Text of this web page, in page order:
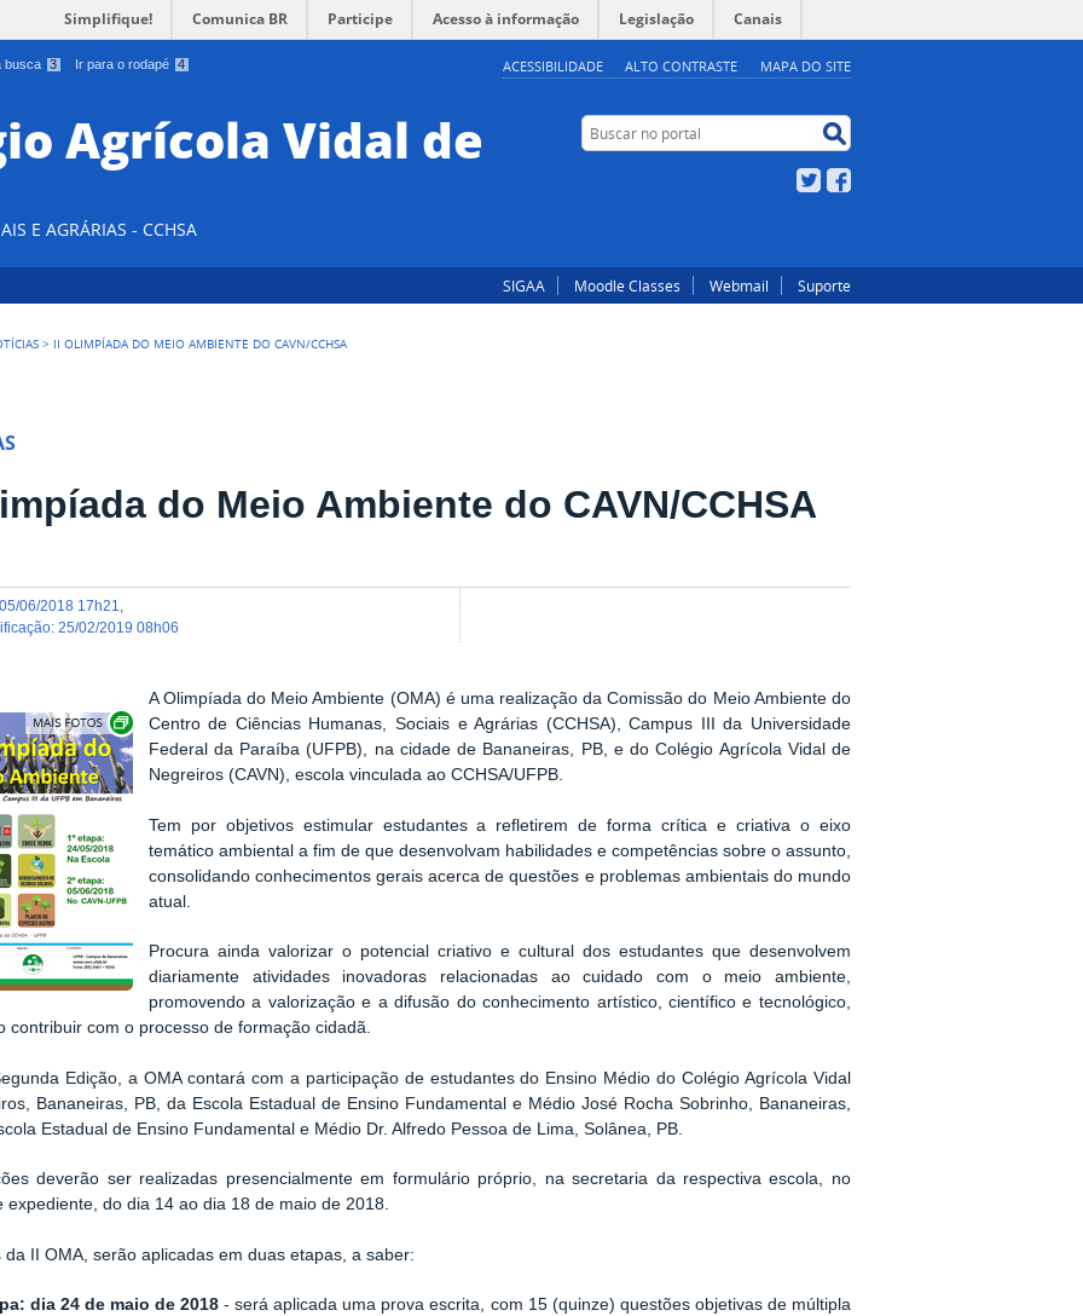
busca 3 Ir para o rodapé 4 ACESSIBILIDADE ALTO CONTRASTE MAPA DO SITE
Simplifique! Comunica BR Participe Acesso à informação Legislação Canais
Agrícola Vidal de
E AGRÁRIAS - CCHSA
Buscar no portal
Twitter
SIGAA Moodle Classes Webmail Suporte
> II OLIMPÍADA DO MEIO AMBIENTE DO CAVN/CCHSA
do Meio Ambiente do CAVN/CCHSA
05/06/2018 17h21
:25/02/2019 08h06
Exibir carrossel de imagens
A Olimpíada do Meio Ambiente (OMA) é uma realização da Comissão do Meio Ambiente do
Centro de Ciências Humanas, Sociais e Agrárias (CCHSA), Campus III da Universidade
Federal da Paraíba (UFPB), na cidade de Bananeiras, PB, e do Colégio Agrícola Vidal de
Negreiros (CAVN), escola vinculada ao CCHSA/UFPB.
Tem por objetivos estimular estudantes a refletirem de forma crítica e criativa o eixo
temático ambiental a fim de que desenvolvam habilidades e competências sobre o assunto,
consolidando conhecimentos gerais acerca de questões e problemas ambientais do mundo
atual.
Procura ainda valorizar o potencial criativo e cultural dos estudantes que desenvolvem
diariamente atividades inovadoras relacionadas ao cuidado com o meio ambiente,
promovendo a valorização e a difusão do conhecimento artístico, científico e tecnológico,
contribuir com o processo de formação cidadã.
Edição, a OMA contará com a participação de estudantes do Ensino Médio do Colégio Agrícola Vidal
Bananeiras, PB, da Escola Estadual de Ensino Fundamental e Médio José Rocha Sobrinho, Bananeiras,
Estadual de Ensino Fundamental e Médio Dr. Alfredo Pessoa de Lima, Solânea, PB.
deverão ser realizadas presencialmente em formulário próprio, na secretaria da respectiva escola, no
expediente, do dia 14 ao dia 18 de maio de 2018.
da II OMA, serão aplicadas em duas etapas, a saber:
dia 24 de maio de 2018 - será aplicada uma prova escrita, com 15 (quinze) questões objetivas de múltipla